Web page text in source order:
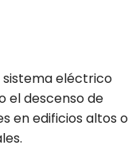
sistema eléctrico
el descenso de
en edificios altos o